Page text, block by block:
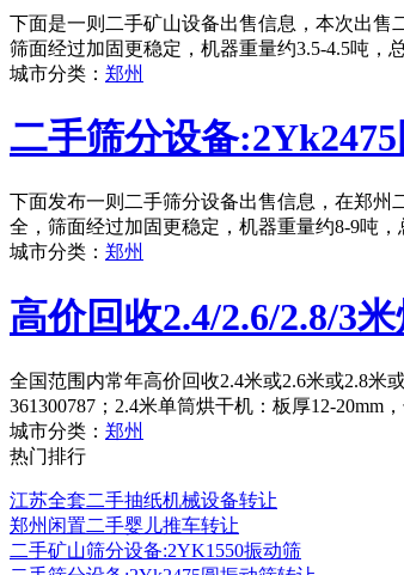
下面是一则二手矿山设备出售信息，本次出售
筛面经过加固更稳定，机器重量约3.5-4.5吨
城市分类： 郑州
二手筛分设备
下面发布一则二手筛分设备出售信息，在郑州
全，筛面经过加固更稳定，机器重量约8-9吨
城市分类： 郑州
高价回收2.4/2.6/2.8/3
全国范围内常年高价回收2.4米或2.6米或2.8米
361300787；2.4米单筒烘干机：板厚12-20mm
城市分类： 郑州
热门排行
江苏全套二手抽纸机械设备转让
郑州闲置二手婴儿推车转让
二手矿山筛分设备:2YK1550振动筛